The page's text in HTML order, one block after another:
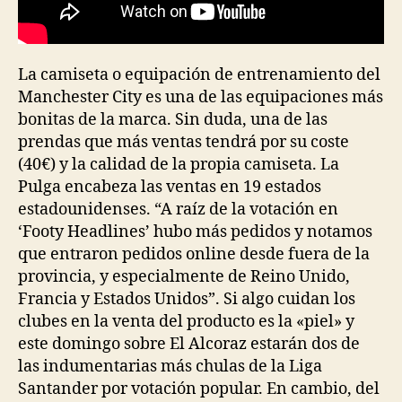
La camiseta o equipación de entrenamiento del
Manchester City es una de las equipaciones más
bonitas de la marca. Sin duda, una de las
prendas que más ventas tendrá por su coste
(40€) y la calidad de la propia camiseta. La
Pulga encabeza las ventas en 19 estados
estadounidenses. “A raíz de la votación en
‘Footy Headlines’ hubo más pedidos y notamos
que entraron pedidos online desde fuera de la
provincia, y especialmente de Reino Unido,
Francia y Estados Unidos”. Si algo cuidan los
clubes en la venta del producto es la «piel» y
este domingo sobre El Alcoraz estarán dos de
las indumentarias más chulas de la Liga
Santander por votación popular. En cambio, del